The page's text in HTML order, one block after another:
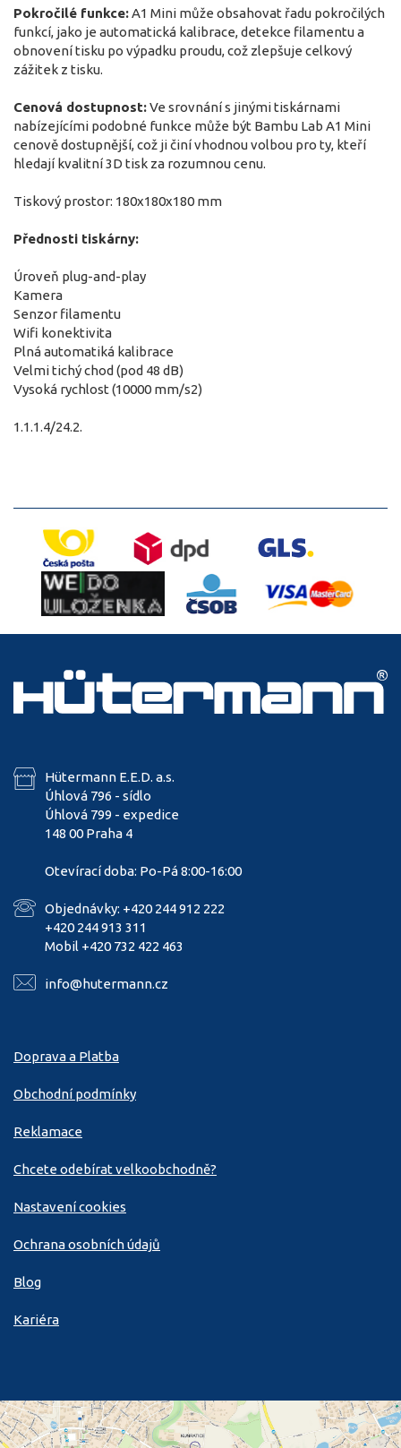
Pokročilé funkce:A1 Mini může obsahovat řadu pokročilých
funkcí, jako je automatická kalibrace, detekce filamentu a
obnovení tisku po výpadku proudu, což zlepšuje celkový
zážitek z tisku.
Cenová dostupnost:Ve srovnání s jinými tiskárnami
nabízejícími podobné funkce může být Bambu Lab A1 Mini
cenově dostupnější, což ji činí vhodnou volbou pro ty, kteří
hledají kvalitní 3D tisk za rozumnou cenu.
Tiskový prostor: 180x180x180 mm
Přednosti tiskárny:
Úroveň plug-and-play
Kamera
Senzor filamentu
Wifi konektivita
Plná automatiká kalibrace
Velmi tichý chod (pod 48 dB)
Vysoká rychlost (10000 mm/s2)
1.1.1.4/24.2.
Hütermann E.E.D. a.s.
Úhlová 796 - sídlo
Úhlová 799 - expedice
148 00 Praha 4
Otevírací doba: Po-Pá 8:00-16:00
Objednávky: +420 244 912 222
+420 244 913 311
Mobil +420 732 422 463
info@hutermann.cz
Doprava a Platba
Obchodní podmínky
Reklamace
Chcete odebírat velkoobchodně?
Nastavení cookies
Ochrana osobních údajů
Blog
Kariéra